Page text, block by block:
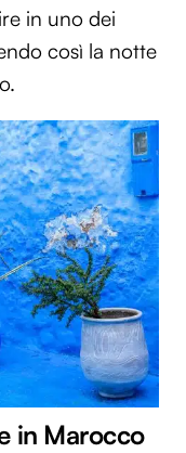
in uno dei
così la notte
in Marocco